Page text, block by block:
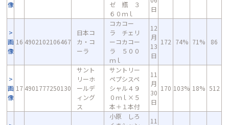
像
ゼ 瓶 ３
６０ｍｌ
日
画
像
16 4902102106467
日本コ
カ・コ
ーラ
コカコー
ラ チェリ
ーコカコー
ラ ５００
ｍｌ
12
月
13
日
172 74% 71% 86
画
像
17 4901777250130
サント
リーホ
ールデ
ィング
ス
サントリー
ペプシスペ
シャル４９
０ｍｌ×５
本＋１本付
11
月
30
日
170 103% 18% 512
小原 しろ
11